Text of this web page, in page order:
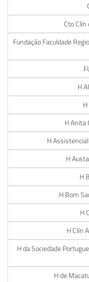
Cto
Fundação Faculdade
H
H Anita
H
H
H
H Bom
H
H Clín
H da Sociedade
H de